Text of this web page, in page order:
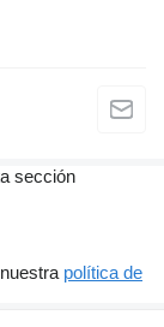
sección
política de